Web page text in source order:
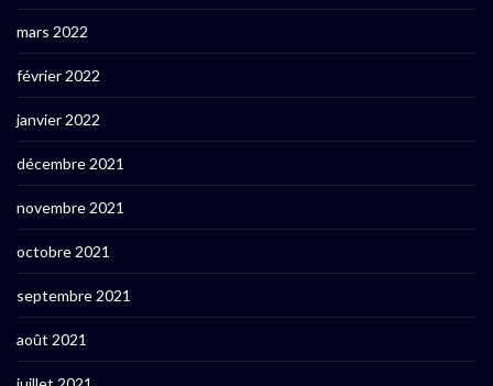
mars 2022
février 2022
janvier 2022
décembre 2021
novembre 2021
octobre 2021
septembre 2021
août 2021